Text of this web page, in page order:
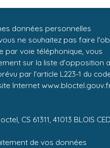
données personnelles
ne souhaitez pas faire
par voie téléphonique, vous
sur la liste d'opposition
par l'article L223-1 du
Internet
CS 61311, 41013 BLOIS
de vos données